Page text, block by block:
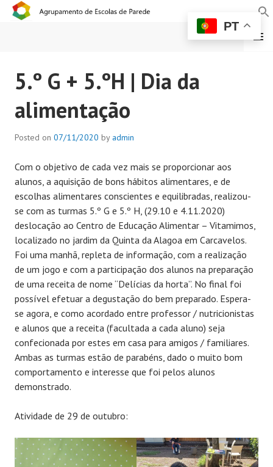
AGRUPAMENTO DE
ESCOLAS DE PAREDE
MENU
5.º G + 5.ºH | Dia da
alimentação
Posted on 07/11/2020 by admin
Com o objetivo de cada vez mais se proporcionar aos
alunos, a aquisição de bons hábitos alimentares, e de
escolhas alimentares conscientes e equilibradas, realizou-
se com as turmas 5.º G e 5.º H, (29.10 e 4.11.2020)
deslocação ao Centro de Educação Alimentar – Vitamimos,
localizado no jardim da Quinta da Alagoa em Carcavelos.
Foi uma manhã, repleta de informação, com a realização
de um jogo e com a participação dos alunos na preparação
de uma receita de nome “Delícias da horta”. No final foi
possível efetuar a degustação do bem preparado. Espera-
se agora, e como acordado entre professor / nutricionistas
e alunos que a receita (facultada a cada aluno) seja
confecionada por estes em casa para amigos / familiares.
Ambas as turmas estão de parabéns, dado o muito bom
comportamento e interesse que foi pelos alunos
demonstrado.
Atividade de 29 de outubro:
PT